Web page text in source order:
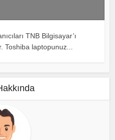
TNB Bilgisayar’ı
Toshiba laptopunuz...